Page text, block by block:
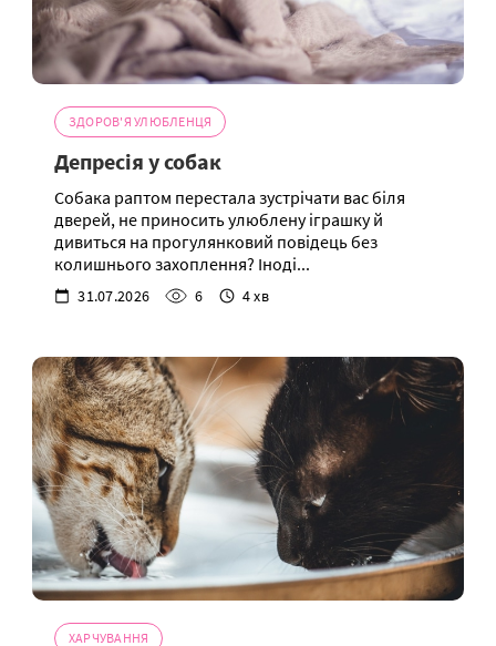
ЗДОРОВ'Я УЛЮБЛЕНЦЯ
Депресія у собак
Собака раптом перестала зустрічати вас біля
дверей, не приносить улюблену іграшку й
дивиться на прогулянковий повідець без
колишнього захоплення? Іноді...
31.07.2026 6 4 хв
ХАРЧУВАННЯ